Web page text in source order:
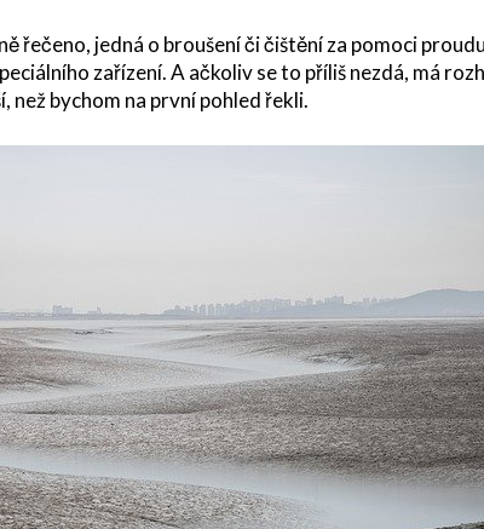
řečeno, jedná o broušení či čištění za pomoci
zařízení. A ačkoliv se to příliš nezdá, má
než bychom na první pohled řekli.